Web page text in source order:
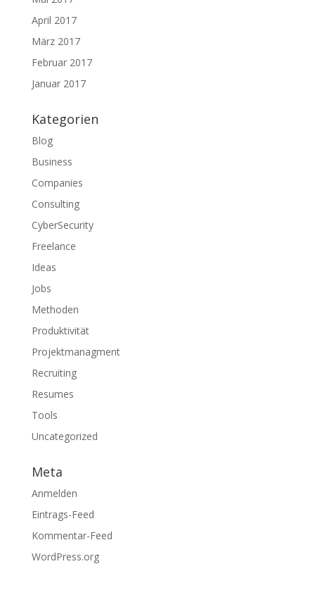
April 2017
März 2017
Februar 2017
Januar 2017
Kategorien
Blog
Business
Companies
Consulting
CyberSecurity
Freelance
Ideas
Jobs
Methoden
Produktivität
Projektmanagment
Recruiting
Resumes
Tools
Uncategorized
Meta
Anmelden
Eintrags-Feed
Kommentar-Feed
WordPress.org